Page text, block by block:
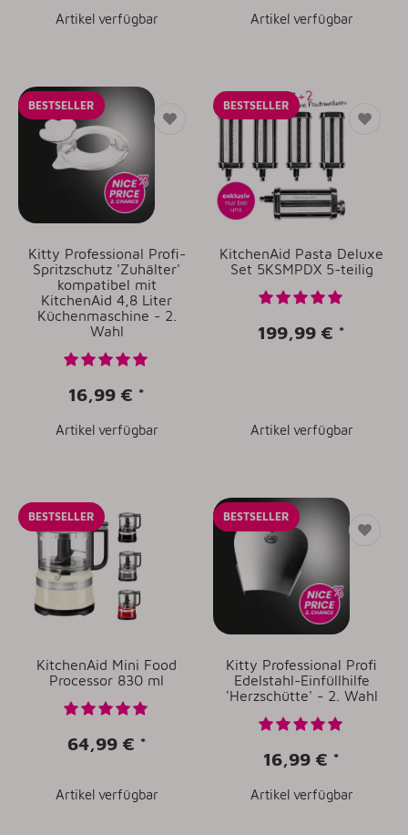
Artikel verfügbar Artikel verfügbar
BESTSELLER
Kitty Professional Profi-
Spritzschutz 'Zuhälter'
kompatibel mit
KitchenAid 4,8 Liter
Küchenmaschine - 2.
Wahl
16,99 € *
Artikel verfügbar
BESTSELLER
KitchenAid Pasta Deluxe
Set 5KSMPDX 5-teilig
199,99 € *
Artikel verfügbar
BESTSELLER
KitchenAid Mini Food
Processor 830 ml
64,99 € *
Artikel verfügbar
BESTSELLER
Kitty Professional Profi
Edelstahl-Einfüllhilfe
'Herzschütte' - 2. Wahl
16,99 € *
Artikel verfügbar